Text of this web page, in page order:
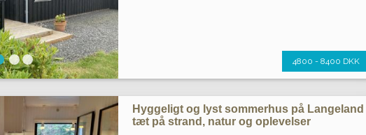
4800 - 8400 DKK
Hyggeligt og lyst sommerhus på Langeland
tæt på strand, natur og oplevelser